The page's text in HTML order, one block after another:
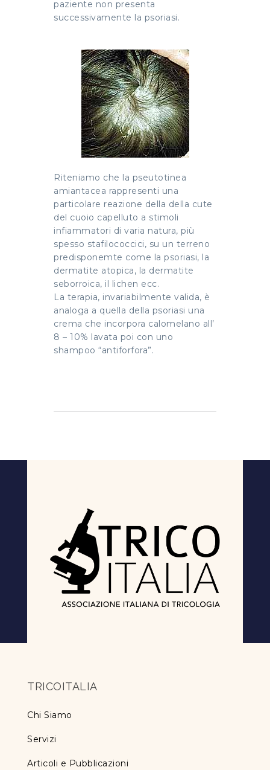
paziente non presenta
successivamente la psoriasi.
Riteniamo che la pseutotinea
amiantacea rappresenti una
particolare reazione della della cute
del cuoio capelluto a stimoli
infiammatori di varia natura, più
spesso stafilococcici, su un terreno
predisponemte come la psoriasi, la
dermatite atopica, la dermatite
seborroica, il lichen ecc.
La terapia, invariabilmente valida, è
analoga a quella della psoriasi una
crema che incorpora calomelano all’
8 – 10% lavata poi con uno
shampoo “antiforfora”.
TRICOITALIA
Chi Siamo
Servizi
Articoli e Pubblicazioni